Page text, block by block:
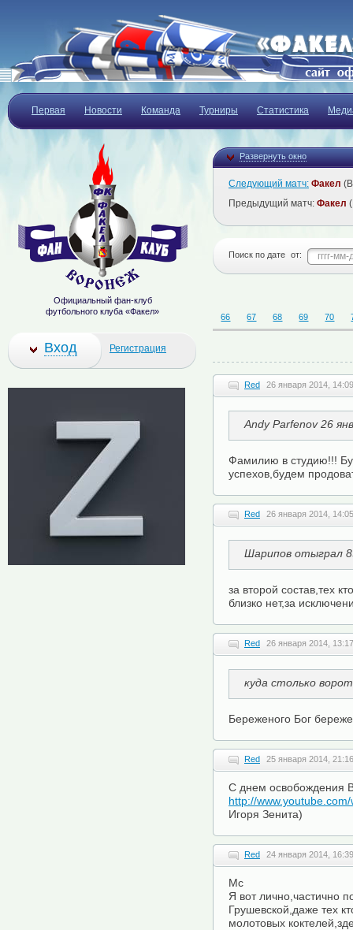
Первая Новости Команда Турниры Статистика
Развернуть окно
Следующий матч: Факел
Предыдущий матч: Факел
Поиск по дате от:
66 67 68 69 70
Red 26 января 2014, 14:09
Andy Parfenov 26
Фамилию в студию!!!
успехов,будем
Red 26 января 2014, 14:05
Шарипов отыграл
за второй состав,тех
близко нет,за
Red 26 января 2014, 13:17
куда столько
Береженого Бог
Red 25 января 2014, 21:16
С днем освобождения
http://
Игоря Зенита)
Red 24 января 2014, 16:39
Mc
Я вот лично,частично
Грушевской,даже тех
молотовых
Официальный фан-клуб
футбольного клуба «Факел»
Вход Регистрация